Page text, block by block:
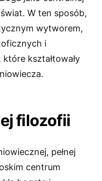
W ten sposób,
wytworem,
i
kształtowały
filozofii
pełnej
centrum